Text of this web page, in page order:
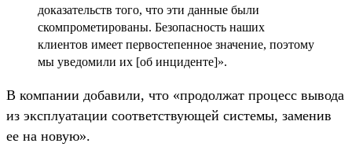
доказательств того, что эти данные были
скомпрометированы. Безопасность наших
клиентов имеет первостепенное значение, поэтому
мы уведомили их [об инциденте]».
В компании добавили, что «продолжат процесс вывода
из эксплуатации соответствующей системы, заменив
ее на новую».